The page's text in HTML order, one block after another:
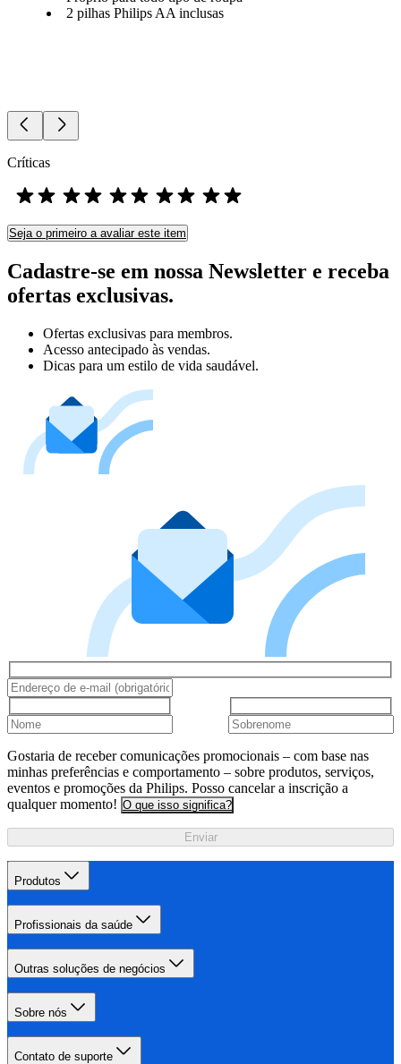
2 pilhas Philips AA inclusas
Críticas
Seja o primeiro a avaliar este item
Cadastre-se em nossa Newsletter e receba
ofertas exclusivas.
Ofertas exclusivas para membros.
Acesso antecipado às vendas.
Dicas para um estilo de vida saudável.
Gostaria de receber comunicações promocionais – com base nas
minhas preferências e comportamento – sobre produtos, serviços,
eventos e promoções da Philips. Posso cancelar a inscrição a
qualquer momento! O que isso significa?
Enviar
Produtos
Profissionais da saúde
Outras soluções de negócios
Sobre nós
Contato de suporte